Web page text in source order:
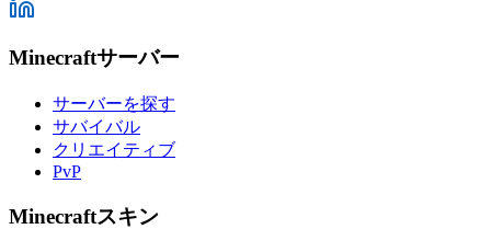
Minecraftサーバー
サーバーを探す
サバイバル
クリエイティブ
PvP
Minecraftスキン